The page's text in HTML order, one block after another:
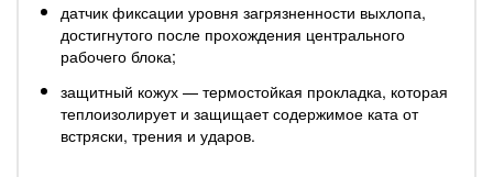
датчик фиксации уровня загрязненности выхлопа,
достигнутого после прохождения центрального
рабочего блока;
защитный кожух — термостойкая прокладка, которая
теплоизолирует и защищает содержимое ката от
встряски, трения и ударов.